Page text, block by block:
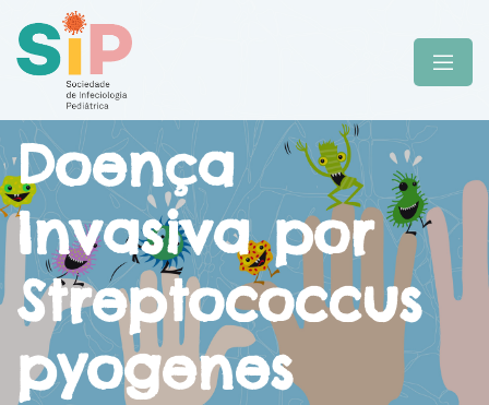
Doença
Invasiva por
Streptococcus
pyogenes